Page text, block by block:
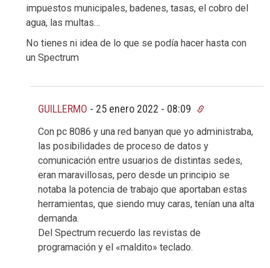
impuestos municipales, badenes, tasas, el cobro del
agua, las multas…
No tienes ni idea de lo que se podía hacer hasta con
un Spectrum
GUILLERMO - 25 enero 2022 - 08:09
Con pc 8086 y una red banyan que yo administraba,
las posibilidades de proceso de datos y
comunicación entre usuarios de distintas sedes,
eran maravillosas, pero desde un principio se
notaba la potencia de trabajo que aportaban estas
herramientas, que siendo muy caras, tenían una alta
demanda.
Del Spectrum recuerdo las revistas de
programación y el «maldito» teclado.